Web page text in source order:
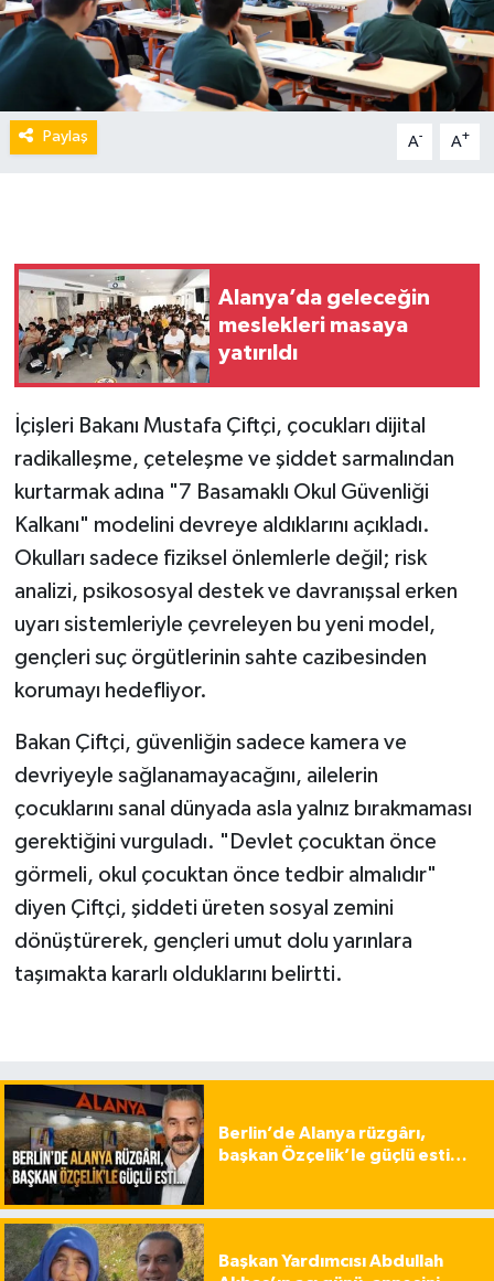
Paylaş A- A+
Alanya’da geleceğin
meslekleri masaya
yatırıldı
İçişleri Bakanı Mustafa Çiftçi, çocukları dijital
radikalleşme, çeteleşme ve şiddet sarmalından
kurtarmak adına "7 Basamaklı Okul Güvenliği
Kalkanı" modelini devreye aldıklarını açıkladı.
Okulları sadece fiziksel önlemlerle değil; risk
analizi, psikososyal destek ve davranışsal erken
uyarı sistemleriyle çevreleyen bu yeni model,
gençleri suç örgütlerinin sahte cazibesinden
korumayı hedefliyor.
Bakan Çiftçi, güvenliğin sadece kamera ve
devriyeyle sağlanamayacağını, ailelerin
çocuklarını sanal dünyada asla yalnız bırakmaması
gerektiğini vurguladı. "Devlet çocuktan önce
görmeli, okul çocuktan önce tedbir almalıdır"
diyen Çiftçi, şiddeti üreten sosyal zemini
dönüştürerek, gençleri umut dolu yarınlara
taşımakta kararlı olduklarını belirtti.
Berlin’de Alanya rüzgârı,
başkan Özçelik’le güçlü esti…
Başkan Yardımcısı Abdullah